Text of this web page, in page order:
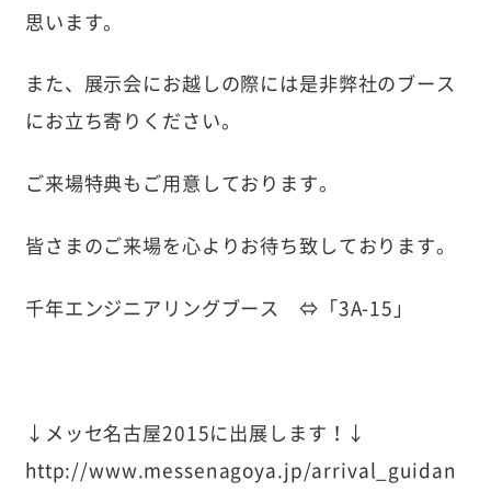
思います。
また、展示会にお越しの際には是非弊社のブース
にお立ち寄りください。
ご来場特典もご用意しております。
皆さまのご来場を心よりお待ち致しております。
千年エンジニアリングブース ⇔「3A-15」
↓メッセ名古屋2015に出展します！↓
http://www.messenagoya.jp/arrival_guidan